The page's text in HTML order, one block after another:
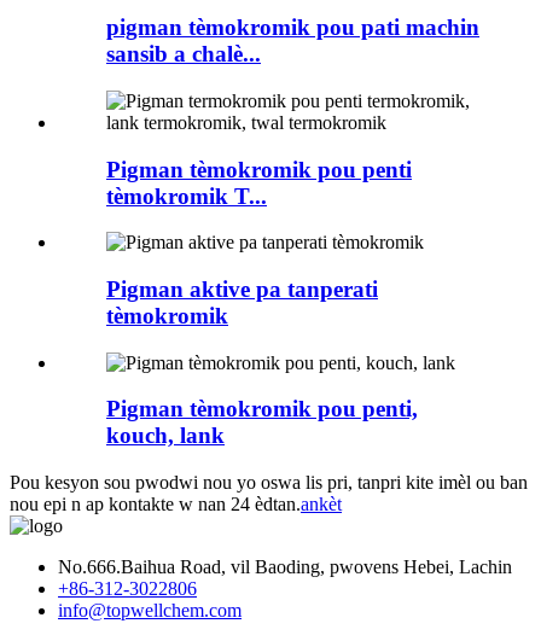
pigman tèmokromik pou pati machin
sansib a chalè...
Pigman tèmokromik pou penti
tèmokromik T...
Pigman aktive pa tanperati
tèmokromik
Pigman tèmokromik pou penti,
kouch, lank
Pou kesyon sou pwodwi nou yo oswa lis pri, tanpri kite imèl ou ban
nou epi n ap kontakte w nan 24 èdtan.ankèt
No.666.Baihua Road, vil Baoding, pwovens Hebei, Lachin
+86-312-3022806
info@topwellchem.com